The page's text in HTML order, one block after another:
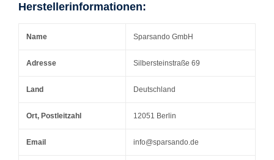
Herstellerinformationen:
Name Sparsando GmbH
Adresse Silbersteinstraße 69
Land Deutschland
Ort, Postleitzahl 12051 Berlin
Email info@sparsando.de